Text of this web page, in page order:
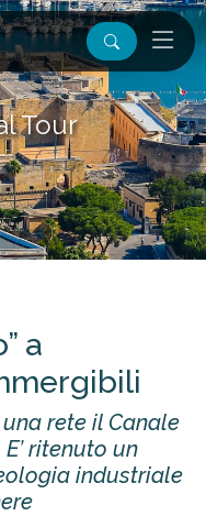
Tour
a
rete il Canale
ritenuto un
industriale